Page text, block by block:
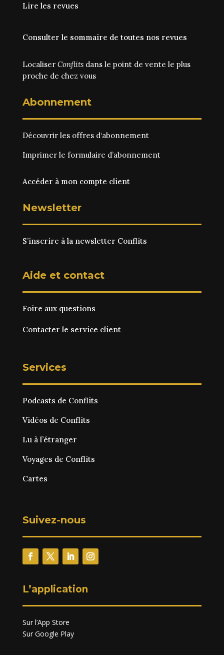
Lire les revues
Consulter le sommaire de toutes nos revues
Localiser Conflitsdans le point de vente le plus
proche de chez vous
Abonnement
Découvrir les offres d‘abonnement
Imprimer le formulaire d’abonnement
Accéder à mon compte client
Newsletter
S’inscrire à la newsletter Conflits
Aide et contact
Foire aux questions
Contacter le service client
Services
Podcasts de Conflits
Vidéos de Conflits
Lu à l’étranger
Voyages de Conflits
Cartes
Suivez-nous
L’application
Sur l’App Store
Sur Google Play